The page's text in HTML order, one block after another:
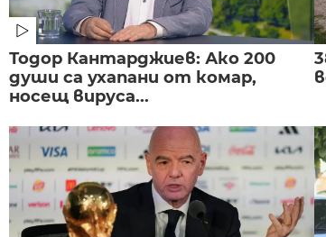
Тодор Кантарджиев: Ако 200
души са ухапани от комар,
носещ вируса...